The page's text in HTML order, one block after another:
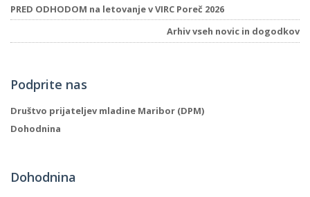
PRED ODHODOM na letovanje v VIRC Poreč 2026
Arhiv vseh novic in dogodkov
Podprite nas
Društvo prijateljev mladine Maribor (DPM)
Dohodnina
Dohodnina